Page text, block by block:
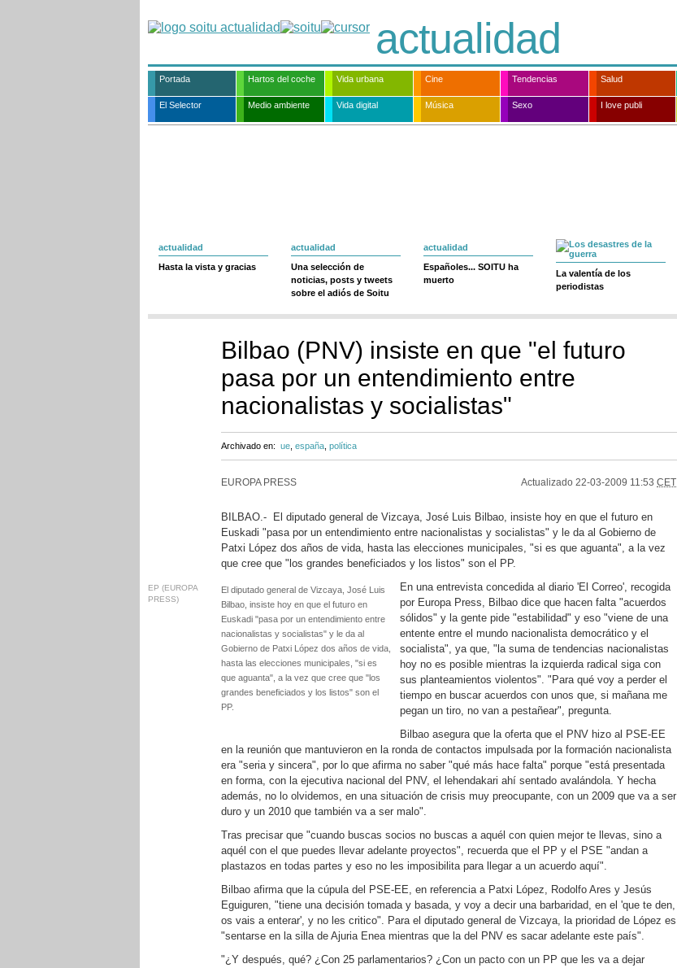
actualidad
Portada Hartos del coche Vida urbana Cine Tendencias Salud
El Selector Medio ambiente Vida digital Música Sexo I love publi
actualidad
Hasta la vista y gracias
actualidad
Una selección de
noticias, posts y tweets
sobre el adiós de Soitu
actualidad
Españoles... SOITU ha
muerto
La valentía de los
periodistas
Bilbao (PNV) insiste en que "el futuro
pasa por un entendimiento entre
nacionalistas y socialistas"
Archivado en: ue españa política
EUROPA PRESS Actualizado 22-03-2009 11:53 CET
BILBAO.- El diputado general de Vizcaya, José Luis Bilbao, insiste hoy en que el futuro en
Euskadi "pasa por un entendimiento entre nacionalistas y socialistas" y le da al Gobierno de
Patxi López dos años de vida, hasta las elecciones municipales, "si es que aguanta", a la vez
que cree que "los grandes beneficiados y los listos" son el PP.
EP (EUROPA
PRESS)
El diputado general de Vizcaya, José Luis
Bilbao, insiste hoy en que el futuro en
Euskadi "pasa por un entendimiento entre
nacionalistas y socialistas" y le da al
Gobierno de Patxi López dos años de vida,
hasta las elecciones municipales, "si es
que aguanta", a la vez que cree que "los
grandes beneficiados y los listos" son el
PP.
En una entrevista concedida al diario 'El Correo', recogida
por Europa Press, Bilbao dice que hacen falta "acuerdos
sólidos" y la gente pide "estabilidad" y eso "viene de una
entente entre el mundo nacionalista democrático y el
socialista", ya que, "la suma de tendencias nacionalistas
hoy no es posible mientras la izquierda radical siga con
sus planteamientos violentos". "Para qué voy a perder el
tiempo en buscar acuerdos con unos que, si mañana me
pegan un tiro, no van a pestañear", pregunta.
Bilbao asegura que la oferta que el PNV hizo al PSE-EE
en la reunión que mantuvieron en la ronda de contactos impulsada por la formación nacionalista
era "seria y sincera", por lo que afirma no saber "qué más hace falta" porque "está presentada
en forma, con la ejecutiva nacional del PNV, el lehendakari ahí sentado avalándola. Y hecha
además, no lo olvidemos, en una situación de crisis muy preocupante, con un 2009 que va a ser
duro y un 2010 que también va a ser malo".
Tras precisar que "cuando buscas socios no buscas a aquél con quien mejor te llevas, sino a
aquél con el que puedes llevar adelante proyectos", recuerda que el PP y el PSE "andan a
plastazos en todas partes y eso no les imposibilita para llegar a un acuerdo aquí".
Bilbao afirma que la cúpula del PSE-EE, en referencia a Patxi López, Rodolfo Ares y Jesús
Eguiguren, "tiene una decisión tomada y basada, y voy a decir una barbaridad, en el 'que te den,
os vais a enterar', y no les critico". Para el diputado general de Vizcaya, la prioridad de López es
"sentarse en la silla de Ajuria Enea mientras que la del PNV es sacar adelante este país".
"¿Y después, qué? ¿Con 25 parlamentarios? ¿Con un pacto con un PP que les va a dejar